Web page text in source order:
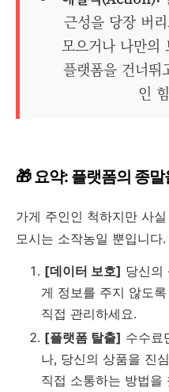
근성을 당장 버
모으거나 나만의
플랫폼을 건너뛰
인
🎁 요약: 플랫폼의 종
가게 주인인 척하지만 사
모시는 소작농일 뿐입니다.
[데이터 보호] 당신의
게 정보를 주지 않도
직접 관리하세요.
[플랫폼 탈출] 수수료
나, 당신의 상품을 진
직접 소통하는 방법을